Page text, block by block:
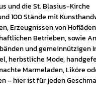
und die St. Blasius-Kirche
100 Stände mit
Erzeugnissen von
Betrieben, sowie
und gemeinnützigen
herbstliche Mode,
Marmeladen, Liköre
– hier ist für jeden